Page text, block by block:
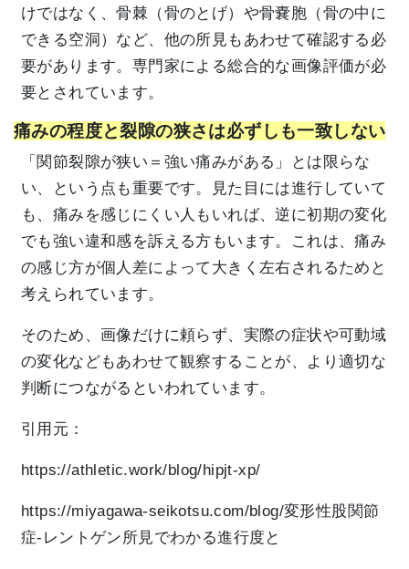
けではなく、骨棘（骨のとげ）や骨嚢胞（骨の中に
できる空洞）など、他の所見もあわせて確認する必
要があります。専門家による総合的な画像評価が必
要とされています。
痛みの程度と裂隙の狭さは必ずしも一致しない
「関節裂隙が狭い＝強い痛みがある」とは限らな
い、という点も重要です。見た目には進行していて
も、痛みを感じにくい人もいれば、逆に初期の変化
でも強い違和感を訴える方もいます。これは、痛み
の感じ方が個人差によって大きく左右されるためと
考えられています。
そのため、画像だけに頼らず、実際の症状や可動域
の変化などもあわせて観察することが、より適切な
判断につながるといわれています。
引用元：
https://athletic.work/blog/hipjt-xp/
https://miyagawa-seikotsu.com/blog/変形性股関節
症-レントゲン所見でわかる進行度と